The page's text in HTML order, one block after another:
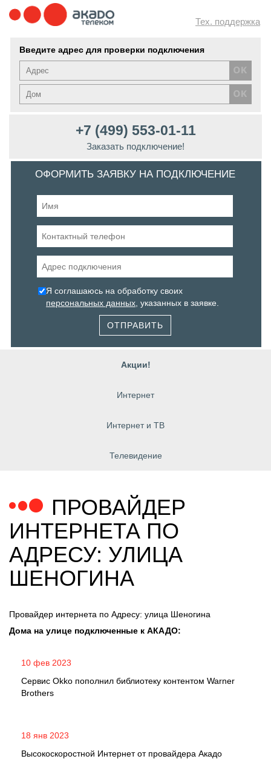
Тех. поддержка
Введите адрес для проверки подключения
+7 (499) 553-01-11
Заказать подключение!
ОФОРМИТЬ ЗАЯВКУ НА ПОДКЛЮЧЕНИЕ
Я соглашаюсь на обработку своих
персональных данных , указанных в заявке.
ОТПРАВИТЬ
Акции!
Интернет
Интернет и ТВ
Телевидение
ПРОВАЙДЕР
ИНТЕРНЕТА ПО
АДРЕСУ: УЛИЦА
ШЕНОГИНА
Провайдер интернета по Адресу: улица Шеногина
Дома на улице подключенные к АКАДО:
10 фев 2023
Сервис Okko пополнил библиотеку контентом Warner
Brothers
18 янв 2023
Высокоскоростной Интернет от провайдера Акадо